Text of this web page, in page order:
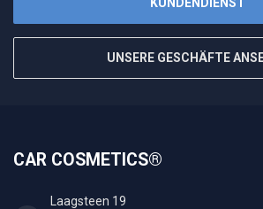
UNSERE GESCHÄFTE
CAR COSMETICS®
Laagsteen 19